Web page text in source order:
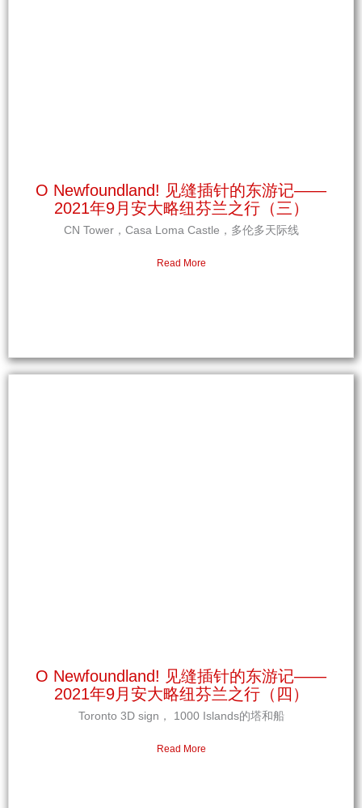
O Newfoundland! 见缝插针的东游记——
2021年9月安大略纽芬兰之行（三）
CN Tower，Casa Loma Castle，多伦多天际线
Read More
O Newfoundland! 见缝插针的东游记——
2021年9月安大略纽芬兰之行（四）
Toronto 3D sign， 1000 Islands的塔和船
Read More